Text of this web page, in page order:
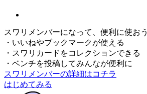
スワリメンバーになって、便利に使おう
・ いいねやブックマークが使える
・ スワリカードをコレクションできる
・ ベンチを投稿してみんなが便利に
スワリメンバーの詳細はコチラ
はじめてみる